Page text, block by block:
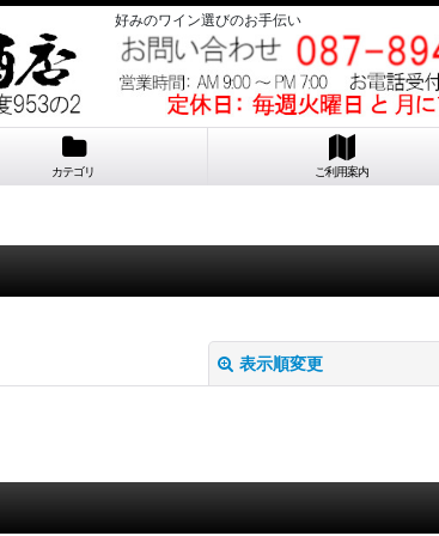
好みのワイン選びのお手伝い
カテゴリ ご利用案内
表示順変更